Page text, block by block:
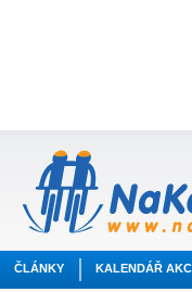
ČLÁNKY KALENDÁŘ